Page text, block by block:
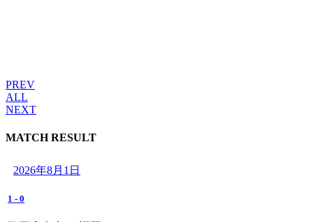
PREV
ALL
NEXT
MATCH RESULT
2026年8月1日
1 - 0